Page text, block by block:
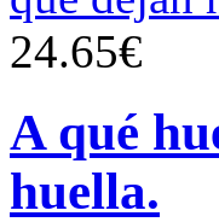
24.65€
A qué
huella.